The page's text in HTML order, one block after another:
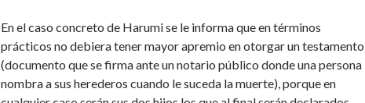
En el caso concreto de Harumi se le informa que en términos
prácticos no debiera tener mayor apremio en otorgar un testamento
(documento que se firma ante un notario público donde una persona
nombra a sus herederos cuando le suceda la muerte), porque en